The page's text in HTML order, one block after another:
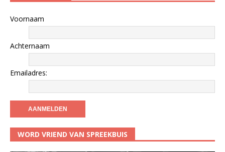
Voornaam
Achternaam
Emailadres:
WORD VRIEND VAN SPREEKBUIS